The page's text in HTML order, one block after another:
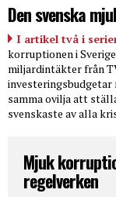
Den svenska
I artikel två i
korruptionen i
miljardintäkter från
investeringsbudgetar
samma ovilja att
svenskaste av alla
Mjuk
regelverken